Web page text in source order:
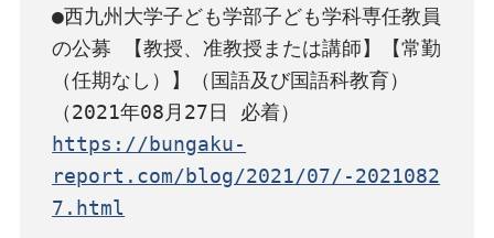
●西九州大学子ども学部子ども学科専任教員
の公募 【教授、准教授または講師】【常勤
（任期なし）】（国語及び国語科教育）
https://bungaku-
report.com/blog/2021/07/-2021082
7.html